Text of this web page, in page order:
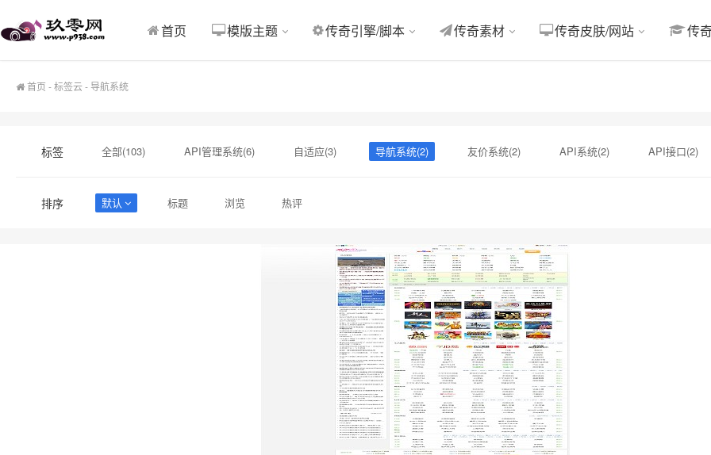
首页 模版主题 传奇引擎/脚本 传奇素材 传奇皮肤/网站 传
首页 -标签云- 导航系统
标签 全部(103) API管理系统(6) 自适应(3) 导航系统(2) 友价系统(2) API系统(2) API接口(2)
排序 默认 标题 浏览 热评
其他整站源码
Thinkphp源码